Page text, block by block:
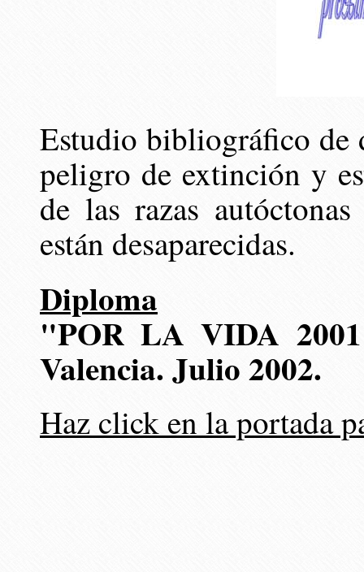
Estudio bibliográfico de
peligro de extinción y
de las razas
están desaparecidas.
Diploma
"POR LA VIDA
Valencia. Julio 2002.
Haz click en la portada